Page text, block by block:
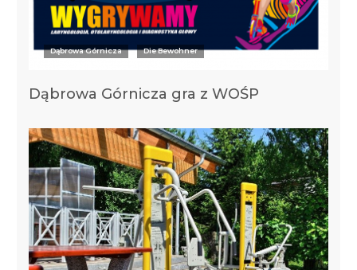
Dąbrowa Górnicza Die Bewohner
Dąbrowa Górnicza gra z WOŚP